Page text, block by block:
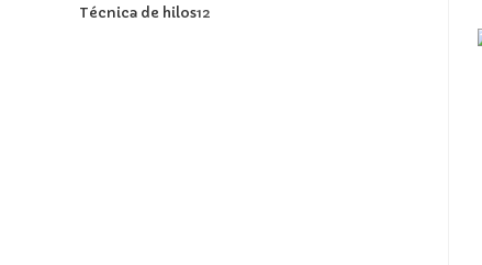
Técnica de hilos12